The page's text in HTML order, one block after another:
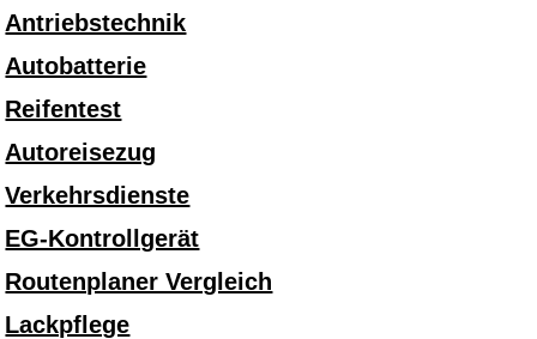
Antriebstechnik
Autobatterie
Reifentest
Autoreisezug
Verkehrsdienste
EG-Kontrollgerät
Routenplaner Vergleich
Lackpflege